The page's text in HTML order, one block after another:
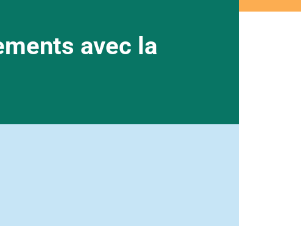
avec la